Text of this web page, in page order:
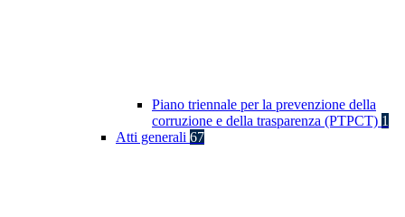
Piano triennale per la prevenzione della
corruzione e della trasparenza (PTPCT) 1
Atti generali 67